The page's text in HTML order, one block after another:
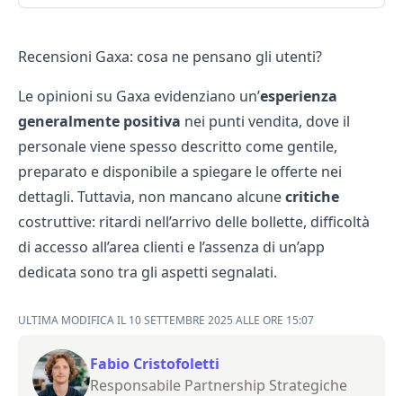
Recensioni Gaxa: cosa ne pensano gli utenti?
Le opinioni su Gaxa evidenziano un’esperienza
generalmente positiva nei punti vendita, dove il
personale viene spesso descritto come gentile,
preparato e disponibile a spiegare le offerte nei
dettagli. Tuttavia, non mancano alcunecritiche
costruttive: ritardi nell’arrivo delle bollette, difficoltà
di accesso all’area clienti e l’assenza di un’app
dedicata sono tra gli aspetti segnalati.
ULTIMA MODIFICA IL 10 SETTEMBRE 2025 ALLE ORE 15:07
Fabio Cristofoletti
Responsabile Partnership Strategiche